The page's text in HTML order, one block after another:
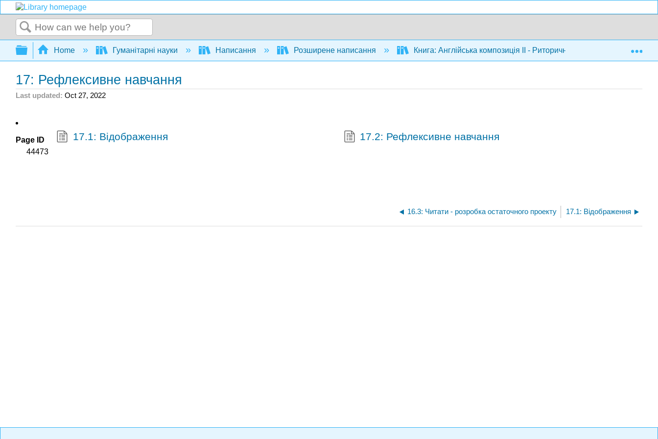
Search
Expand/collapse global hierarchy
Home Гуманітарні науки Написання Розширене написання Книга: Англійська композиція II - Риторичні методи на основі
17: Рефлексивне навчання
Last updated Oct 27, 2022
Page ID
44473
17.1: Відображення 17.2: Рефлексивне навчання
16.3: Читати - розробка остаточного проекту 17.1: Відображення